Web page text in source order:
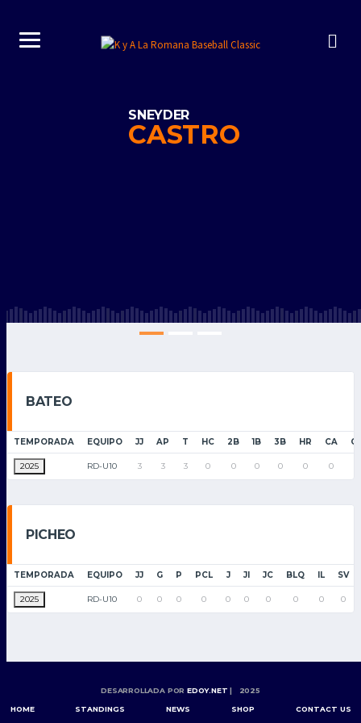
SNEYDER
CASTRO
BATEO
TEMPORADA EQUIPO JJ AP T HC 2B 1B 3B HR CA
2025 RD-U10 3 3 3 0 0 0 0 0 0
PICHEO
TEMPORADA EQUIPO JJ G P PCL J JI JC BLQ IL SV
2025 RD-U10 0 0 0 0 0 0 0 0 0 0
DESARROLLADA POR EDOY.NET | 2025
HOME STANDINGS NEWS SHOP CONTACT US